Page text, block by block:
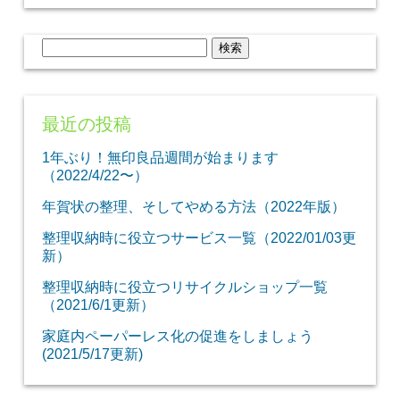
索:
最近の投稿
1年ぶり！無印良品週間が始まります
（2022/4/22〜）
年賀状の整理、そしてやめる方法（2022年版）
整理収納時に役立つサービス一覧（2022/01/03更
新）
整理収納時に役立つリサイクルショップ一覧
（2021/6/1更新）
家庭内ペーパーレス化の促進をしましょう
(2021/5/17更新)